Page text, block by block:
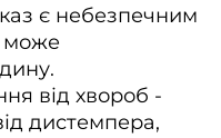
є небезпечним
може
від хвороб -
дистемпера,